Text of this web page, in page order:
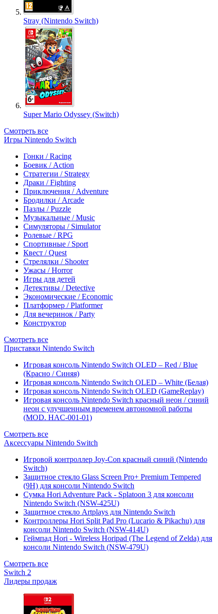
Stray (Nintendo Switch)
Super Mario Odyssey (Switch)
Смотреть все
Игры Nintendo Switch
Гонки / Racing
Боевик / Action
Стратегии / Strategy
Драки / Fighting
Приключения / Adventure
Бродилки / Arcade
Пазлы / Puzzle
Музыкальные / Music
Симуляторы / Simulator
Ролевые / RPG
Спортивные / Sport
Квест / Quest
Стрелялки / Shooter
Ужасы / Horror
Игры для детей
Детективы / Detective
Экономические / Economic
Платформер / Platformer
Для вечеринок / Party
Конструктор
Смотреть все
Приставки Nintendo Switch
Игровая консоль Nintendo Switch OLED – Red / Blue
(Красно / Синяя)
Игровая консоль Nintendo Switch OLED – White (Белая)
Игровая консоль Nintendo Switch OLED (GameReplay)
Игровая консоль Nintendo Switch красный неон / синий
неон с улучшенным временем автономной работы
(MOD. HAC-001-01)
Смотреть все
Аксессуары Nintendo Switch
Игровой контроллер Joy-Con красный синий (Nintendo
Switch)
Защитное стекло Glass Screen Pro+ Premium Tempered
(9H) для консоли Nintendo Switch
Сумка Hori Adventure Pack - Splatoon 3 для консоли
Nintendo Switch (NSW-425U)
Защитное стекло Artplays для Nintendo Switch
Контроллеры Hori Split Pad Pro (Lucario & Pikachu) для
консоли Nintendo Switch (NSW-414U)
Геймпад Hori - Wireless Horipad (The Legend of Zelda) для
консоли Nintendo Switch (NSW-479U)
Смотреть все
Switch 2
Лидеры продаж